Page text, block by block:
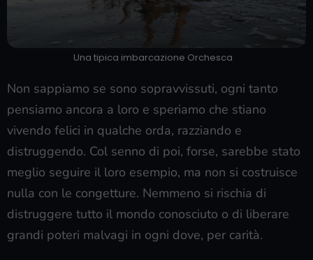
Una tipica imbarcazione Orchesca
Non sappiamo se sono sopravvissuti, ogni tanto
pensiamo ancora a loro e speriamo che stiano
vivendo felici in qualche orda, razziando e
distruggendo. Col senno di poi, forse, sarebbe stato
meglio seguire il loro esempio, ma non si costruisce
nulla con le congetture. Nemmeno si rischia di
distruggere tutto il mondo conosciuto o di liberare
grandi poteri malvagi in ogni dove, per carità.